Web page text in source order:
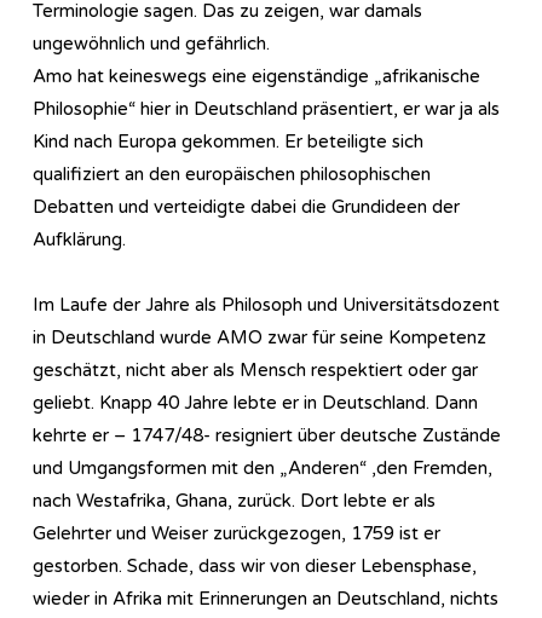
Terminologie sagen. Das zu zeigen, war damals
ungewöhnlich und gefährlich.
Amo hat keineswegs eine eigenständige „afrikanische
Philosophie“ hier in Deutschland präsentiert, er war ja als
Kind nach Europa gekommen. Er beteiligte sich
qualifiziert an den europäischen philosophischen
Debatten und verteidigte dabei die Grundideen der
Aufklärung.
Im Laufe der Jahre als Philosoph und Universitätsdozent
in Deutschland wurde AMO zwar für seine Kompetenz
geschätzt, nicht aber als Mensch respektiert oder gar
geliebt. Knapp 40 Jahre lebte er in Deutschland. Dann
kehrte er – 1747/48- resigniert über deutsche Zustände
und Umgangsformen mit den „Anderen“ ,den Fremden,
nach Westafrika, Ghana, zurück. Dort lebte er als
Gelehrter und Weiser zurückgezogen, 1759 ist er
gestorben. Schade, dass wir von dieser Lebensphase,
wieder in Afrika mit Erinnerungen an Deutschland, nichts